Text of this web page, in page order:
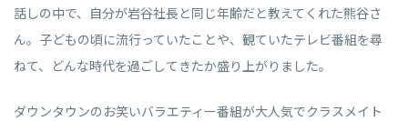
話しの中で、自分が岩谷社長と同じ年齢だと教えてくれた熊谷さ
ん。子どもの頃に流行っていたことや、観ていたテレビ番組を尋
ねて、どんな時代を過ごしてきたか盛り上がりました。
ダウンタウンのお笑いバラエティー番組が大人気でクラスメイト